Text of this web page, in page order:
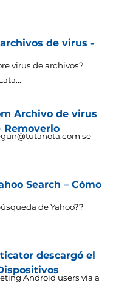
de virus -
virus de archivos?
Archivo de virus
Removerlo
se
Search – Cómo
de Yahoo??
descargó el
Android users via a